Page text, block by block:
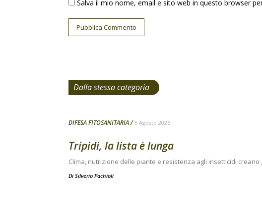
Salva il mio nome, email e sito web in questo browser
Dalla stessa categoria
DIFESA FITOSANITARIA 5 Agosto 2026
Tripidi, la lista è lunga
Clima, nutrizione delle piante e resistenza agli insetticidi
Di Silverio Pachioli